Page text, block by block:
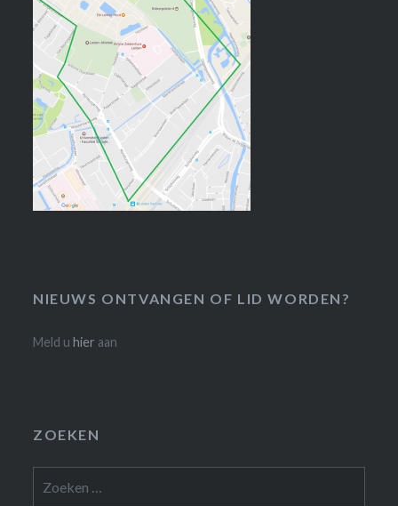
NIEUWS ONTVANGEN OF LID WORDEN?
Meld uhier aan
ZOEKEN
naar: